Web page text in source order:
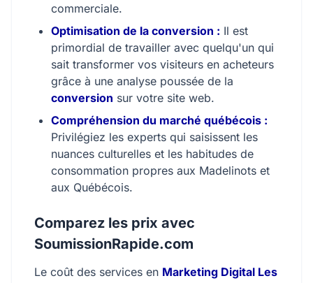
commerciale.
Optimisation de la conversion : Il est
primordial de travailler avec quelqu'un qui
sait transformer vos visiteurs en acheteurs
grâce à une analyse poussée de la
conversion sur votre site web.
Compréhension du marché québécois :
Privilégiez les experts qui saisissent les
nuances culturelles et les habitudes de
consommation propres aux Madelinots et
aux Québécois.
Comparez les prix avec
SoumissionRapide.com
Le coût des services en Marketing Digital Les